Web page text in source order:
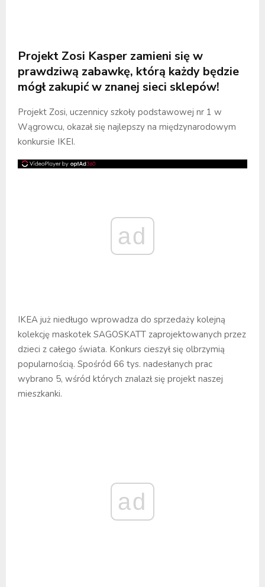
Projekt Zosi Kasper zamieni się w
prawdziwą zabawkę, którą każdy będzie
mógł zakupić w znanej sieci sklepów!
Projekt Zosi, uczennicy szkoły podstawowej nr 1 w
Wągrowcu, okazał się najlepszy na międzynarodowym
konkursie IKEI.
ad
IKEA już niedługo wprowadza do sprzedaży kolejną
kolekcję maskotek SAGOSKATT zaprojektowanych przez
dzieci z całego świata. Konkurs cieszył się olbrzymią
popularnością. Spośród 66 tys. nadesłanych prac
wybrano 5, wśród których znalazł się projekt naszej
mieszkanki.
ad